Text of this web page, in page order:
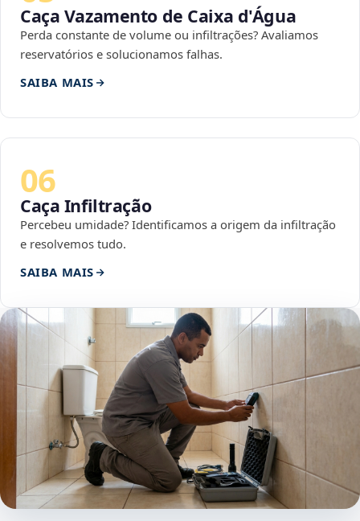
Caça Vazamento de Caixa d'Água
Perda constante de volume ou infiltrações? Avaliamos
reservatórios e solucionamos falhas.
SAIBA MAIS
06
Caça Infiltração
Percebeu umidade? Identificamos a origem da infiltração
e resolvemos tudo.
SAIBA MAIS